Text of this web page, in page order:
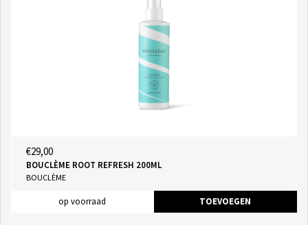
€29,00
BOUCLÈME ROOT REFRESH 200ML
BOUCLÈME
op voorraad TOEVOEGEN